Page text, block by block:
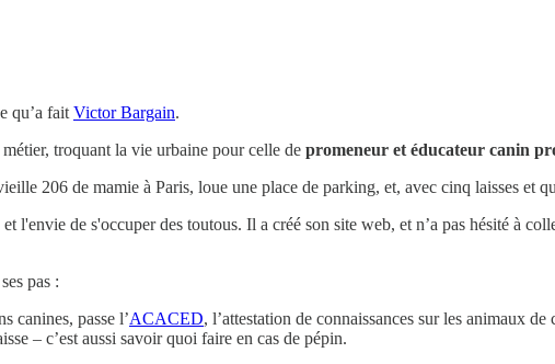
qu’a fait Victor Bargain.
troquant la vie urbaine pour celle de promeneur et éducateur canin
206 de mamie à Paris, loue une place de parking, et, avec cinq laisses et
l'envie de s'occuper des toutous. Il a créé son site web, et n’a pas hésité à
pas :
canines, passe l’ACACED, l’attestation de connaissances sur les animaux
– c’est aussi savoir quoi faire en cas de pépin.